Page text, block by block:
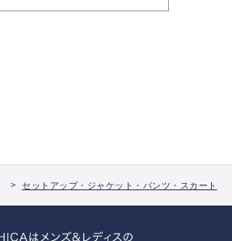
セットアップ・ジャケット・パンツ・スカート